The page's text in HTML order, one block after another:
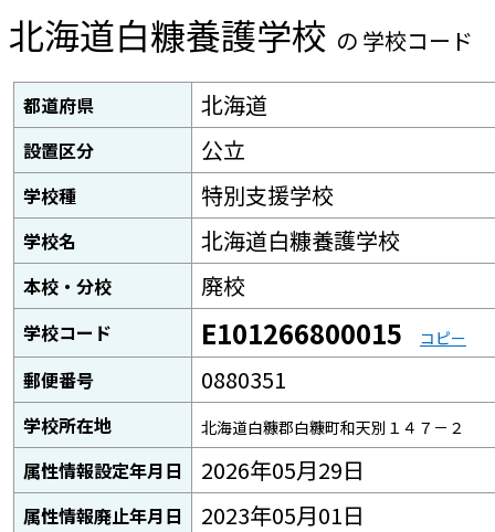
北海道白糠養護学校 の 学校コード
都道府県 北海道
設置区分 公立
学校種 特別支援学校
学校名 北海道白糠養護学校
本校・分校 廃校
学校コード E101266800015 コピー
郵便番号 0880351
学校所在地 北海道白糠郡白糠町和天別１４７－２
属性情報設定年月日 2026年05月29日
属性情報廃止年月日 2023年05月01日